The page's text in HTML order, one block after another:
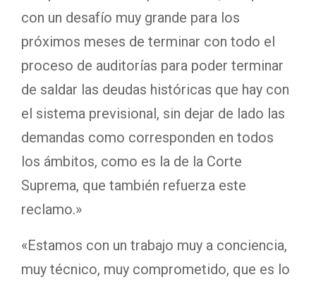
con un desafío muy grande para los
próximos meses de terminar con todo el
proceso de auditorías para poder terminar
de saldar las deudas históricas que hay con
el sistema previsional, sin dejar de lado las
demandas como corresponden en todos
los ámbitos, como es la de la Corte
Suprema, que también refuerza este
reclamo.»
«Estamos con un trabajo muy a conciencia,
muy técnico, muy comprometido, que es lo